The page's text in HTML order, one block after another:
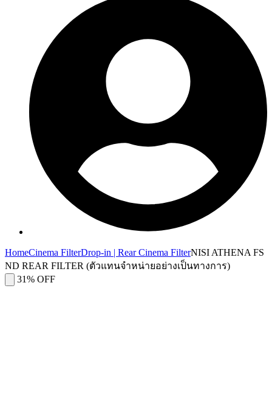
HomeCinema FilterDrop-in | Rear Cinema FilterNISI ATHENA FS
ND REAR FILTER (ตัวแทนจำหน่ายอย่างเป็นทางการ)
31% OFF